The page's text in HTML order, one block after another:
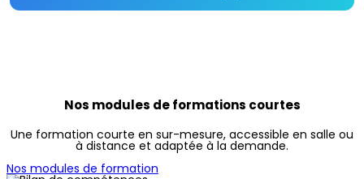
Nos modules de formations courtes
Une formation courte en sur-mesure, accessible en salle ou
à distance et adaptée à la demande.
Nos modules de formation